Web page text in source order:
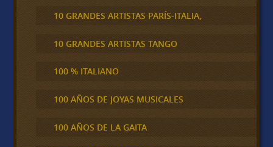
10 GRANDES ARTISTAS PARÍS-ITALIA,
10 GRANDES ARTISTAS TANGO
100 % ITALIANO
100 AÑOS DE JOYAS MUSICALES
100 AÑOS DE LA GAITA